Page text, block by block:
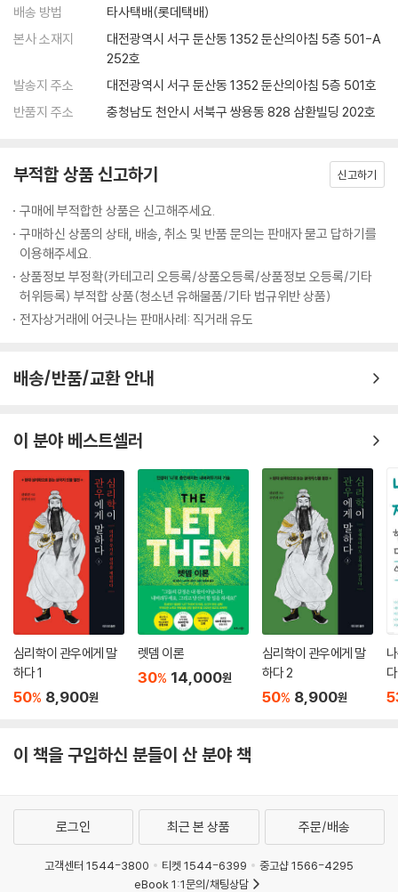
실랑이를 벌이다가 그들로부터 총격을 받았다. 가슴에 무려 여섯 발의 총
탄을 맞은 그는 중태에 빠져 병원 중환자실에 입원했다. 사원들은 교대로
수혈을 하고 밤에는 병원으로 달려가 병상을 지켰다. 하지만 그는 나날이
기력이 떨어졌다. 그렇게 한 달이 지날 즈음, 그는 죽음을 앞두고 현장 책임
자 L에게 부탁을 남겼다.
“그때 제가 어디서 무슨 일을 하고 있을지 모르겠지만 제 힘이 닿는 일이라
면 무엇이든 돕겠습니다. 약속합니다. 그러니 마음 놓으시고 어서 기운을
차리셔야지요.”
이 약속의 말을 들은 A는 곧 세상을 떠나고 말았다. 그 부탁이 유언이 되고
만 셈이다.
그로부터 20여 년이 지난 어느 날, 그 건설회사 사장이 된 L에게 어떤 부인
으로부터 전화가 걸려왔다.
“옛날 태국에서 사장님과 함께 일했던 A의 아내입니다. 사장님께서 기억
파삭거리는 남편의 편지 한 장을 꺼내보였다.
알게 되었는데, 그는 능력이 있고 좋은 사람이라서 내 죽은 뒤를 부탁해 놓
았소. 내가 죽고 나서 집에 당신 혼자 정 감당하기 어려운 일이 생기거든 딱
한 번만 그를 찾아가 부탁하시오.”
L은 20여 년 전 A가 비지땀을 흘리며 현장을 누비던 모습을 떠올렸다. 불
의의 총상을 입고 현지 병원에서 유언을 남기던 그의 수척한 얼굴과 눈물
진 눈동자가 아직도 뇌리에 생생했다.
A의 부인은 남편이 죽은 후 홀로 온갖 고생 끝에 아들을 공부시켜 공업고
등학교까지 졸업시켰지만 아들은 좀처럼 취직이 되지 않았다. 그러는 가운
데 문득 남편이 남긴 편지가 생각나 L을 찾아온 것이다.
“제가 무엇을 도와드리면 되겠습니까?”
합니다.”
“그거라면 아무 걱정 마십시오. 가셔서 조금만 기다리시면 좋은 소식이 있
을 겁니다. 또 달리 도와드릴 일은 없는지요? 뭐든 편히 말씀하십시오.”
니다.”
이런 미담도 있는 반면에 정치인들은 약속을 해놓고 침이 마르기도 전에
저버리는 것으로 유명하다. 오죽했으면 선거철마다 그들이 내놓은 공약公
約을 공약空約이라고 빈정거릴까. 그들이 약속을 밥 먹듯이 어긴 탓에 정
적인 필치를 통해 이미 참교육의 진로를 벗어나 버린 교육의 현실 속에서
우리가 놓치고 지나쳐 버린 《삶의 지혜》를, 이 책은 다시 붙잡아다가 우리
에게 되돌려주고 있는 것이다.
그러기 위해서는 고전을 통해 인류역사에 영향을 끼친 인물을 자기화 시키
고, 또한 그들로부터 얻은 간접 경험을 자신의 지혜로 승화시켜 한 차원 높
배송 방법
타사택배(롯데택배)
본사 소재지
대전광역시 서구 둔산동 1352 둔산의아침 5층 501-A
252호
발송지 주소
대전광역시 서구 둔산동 1352 둔산의아침 5층 501호
반품지 주소
충청남도 천안시 서북구 쌍용동 828 삼환빌딩 202호
부적합 상품 신고하기 신고하기
구매에 부적합한 상품은 신고해주세요.
구매하신 상품의 상태, 배송, 취소 및 반품 문의는 판매자 묻고 답하기를
이용해주세요.
상품정보 부정확(카테고리 오등록/상품오등록/상품정보 오등록/기타
허위등록) 부적합 상품(청소년 유해물품/기타 법규위반 상품)
전자상거래에 어긋나는 판매사례: 직거래 유도
배송/반품/교환 안내
이 분야 베스트셀러
심리학이 관우에게 말
하다 1
50% 8,900원
렛뎀 이론
30% 14,000원
심리학이 관우에게 말
하다 2
50% 8,900원
다
이 책을 구입하신 분들이 산 분야 책
로그인 최근 본 상품 주문/배송
고객센터 1544-3800 티켓 1544-6399
중고샵 1566-4295
eBook 1:1문의/채팅상담